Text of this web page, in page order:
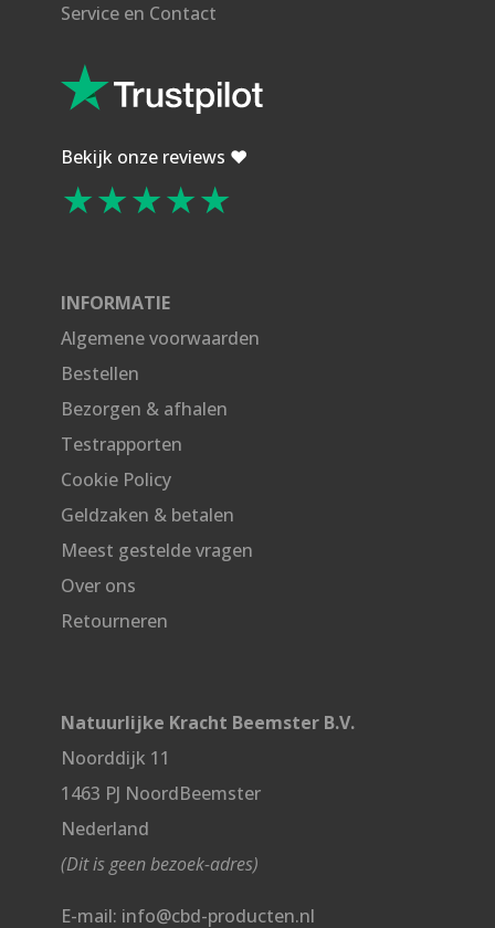
Service en Contact
Bekijk onze reviews ❤️
★★★★★
INFORMATIE
Algemene voorwaarden
Bestellen
Bezorgen & afhalen
Testrapporten
Cookie Policy
Geldzaken & betalen
Meest gestelde vragen
Over ons
Retourneren
Natuurlijke Kracht Beemster B.V.
Noorddijk 11
1463 PJ NoordBeemster
Nederland
(Dit is geen bezoek-adres)
E-mail: info@cbd-producten.nl